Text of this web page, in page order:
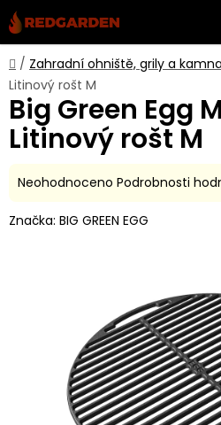
Přejít
na
obsah
Domů
/ Zahradní ohniště, grily a kamna
Litinový rošt M
Big Green Egg
Litinový rošt M
Průměrné
produktu
Neohodnoceno Podrobnosti
Značka: BIG GREEN EGG